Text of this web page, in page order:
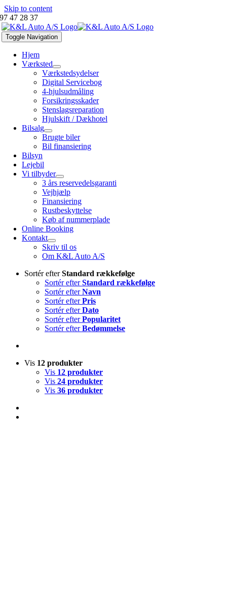
Skip to content
97 47 28 37
Toggle Navigation
Hjem
Værksted
Værkstedsydelser
Digital Servicebog
4-hjulsudmåling
Forsikringsskader
Stenslagsreparation
Hjulskift / Dækhotel
Bilsalg
Brugte biler
Bil finansiering
Bilsyn
Lejebil
Vi tilbyder
3 års reservedelsgaranti
Vejhjælp
Finansiering
Rustbeskyttelse
Køb af nummerplade
Online Booking
Kontakt
Skriv til os
Om K&L Auto A/S
Sortér efterStandard rækkefølge
Sortér efterStandard rækkefølge
Sortér efterNavn
Sortér efterPris
Sortér efterDato
Sortér efterPopularitet
Sortér efterBedømmelse
Vis 12 produkter
Vis 12 produkter
Vis 24 produkter
Vis 36 produkter